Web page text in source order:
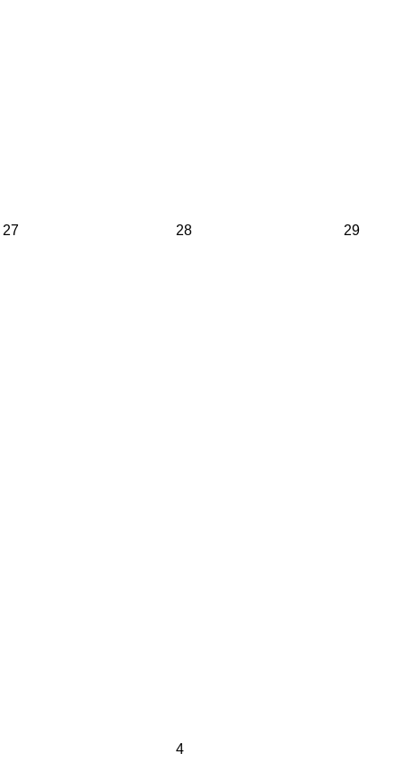
27 28 29
4